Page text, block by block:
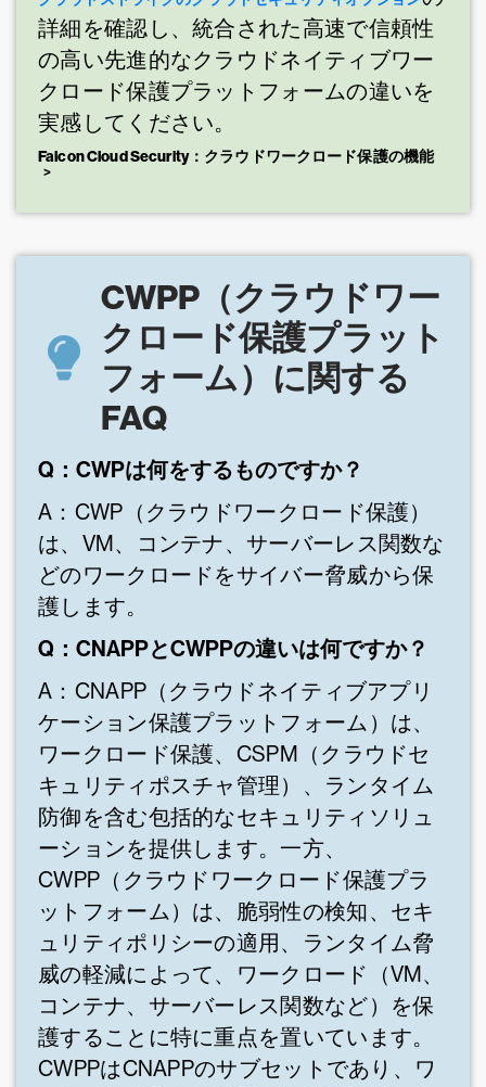
詳細を確認し、統合された高速で信頼性
の高い先進的なクラウドネイティブワー
クロード保護プラットフォームの違いを
実感してください。
Falcon Cloud Security：クラウドワークロード保護の機能
CWPP（クラウドワー
クロード保護プラット
フォーム）に関する
FAQ
Q：CWPは何をするものですか？
A：CWP（クラウドワークロード保護）
は、VM、コンテナ、サーバーレス関数な
どのワークロードをサイバー脅威から保
護します。
Q：CNAPPとCWPPの違いは何ですか？
A：CNAPP（クラウドネイティブアプリ
ケーション保護プラットフォーム）は、
ワークロード保護、CSPM（クラウドセ
キュリティポスチャ管理）、ランタイム
防御を含む包括的なセキュリティソリュ
ーションを提供します。一方、
CWPP（クラウドワークロード保護プラ
ットフォーム）は、脆弱性の検知、セキ
ュリティポリシーの適用、ランタイム脅
威の軽減によって、ワークロード（VM、
コンテナ、サーバーレス関数など）を保
護することに特に重点を置いています。
CWPPはCNAPPのサブセットであり、ワ